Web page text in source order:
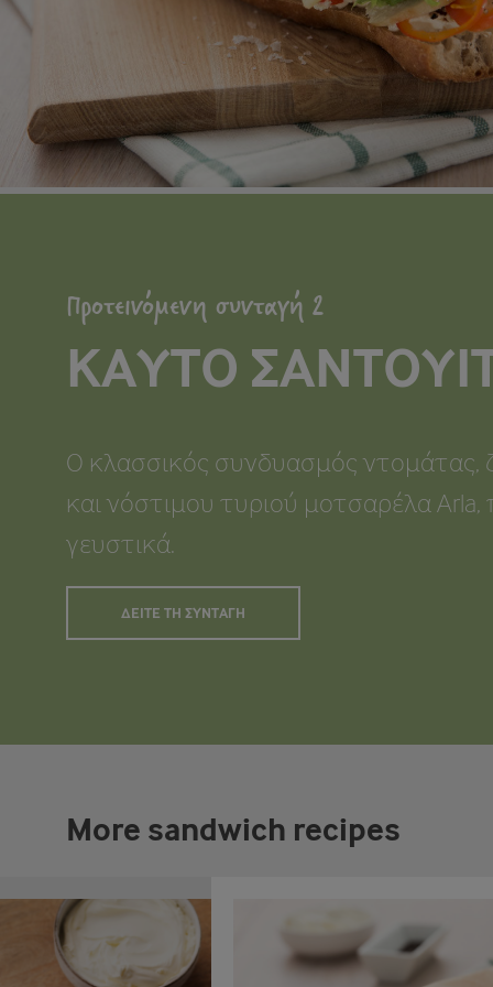
Προτεινόμενη συνταγή 2
ΚΑΥΤΌ
Ο κλασσικός συνδυασμός
και νόστιμου τυριού μοτσαρέλα Arla,
γευστικά.
ΔΕΊΤΕ ΤΗ ΣΥΝΤΑΓΉ
More sandwich recipes